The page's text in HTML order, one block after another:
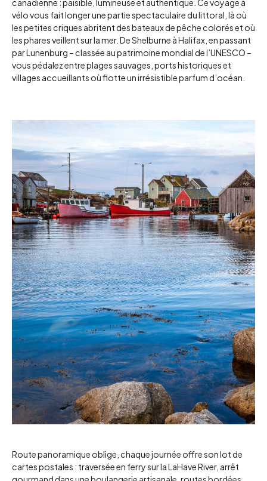
canadienne : paisible, lumineuse et authentique. Ce voyage à
vélo vous fait longer une partie spectaculaire du littoral, là où
les petites criques abritent des bateaux de pêche colorés et où
les phares veillent sur la mer. De Shelburne à Halifax, en passant
par Lunenburg – classée au patrimoine mondial de l’UNESCO –
vous pédalez entre plages sauvages, ports historiques et
villages accueillants où flotte un irrésistible parfum d’océan.
Route panoramique oblige, chaque journée offre son lot de
cartes postales : traversée en ferry sur la LaHave River, arrêt